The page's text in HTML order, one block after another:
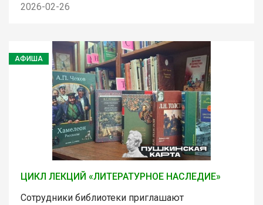
2026-02-26
АФИША
ЦИКЛ ЛЕКЦИЙ «ЛИТЕРАТУРНОЕ НАСЛЕДИЕ»
Сотрудники библиотеки приглашают